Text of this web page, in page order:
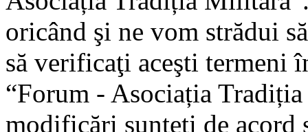
oricând şi ne vom strădui
să verificaţi aceşti termeni
“Forum - Asociația
modificări sunteţi de acord